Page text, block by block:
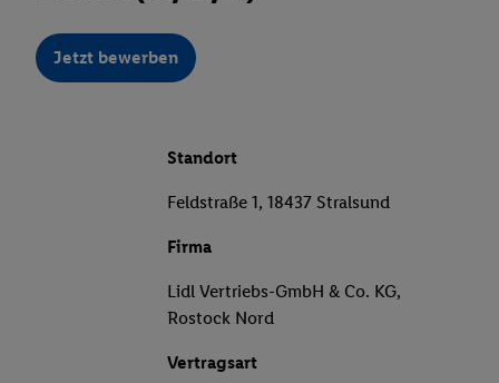
Jetzt bewerben
Standort
Feldstraße 1, 18437 Stralsund
Firma
Lidl Vertriebs-GmbH & Co. KG,
Rostock Nord
Vertragsart